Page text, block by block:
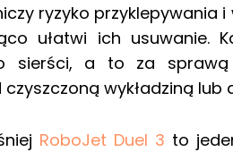
ryzyko przyklepywania
ułatwi ich usuwanie.
sierści, a to za
wykładziną lub
RoboJet Duel 3 to